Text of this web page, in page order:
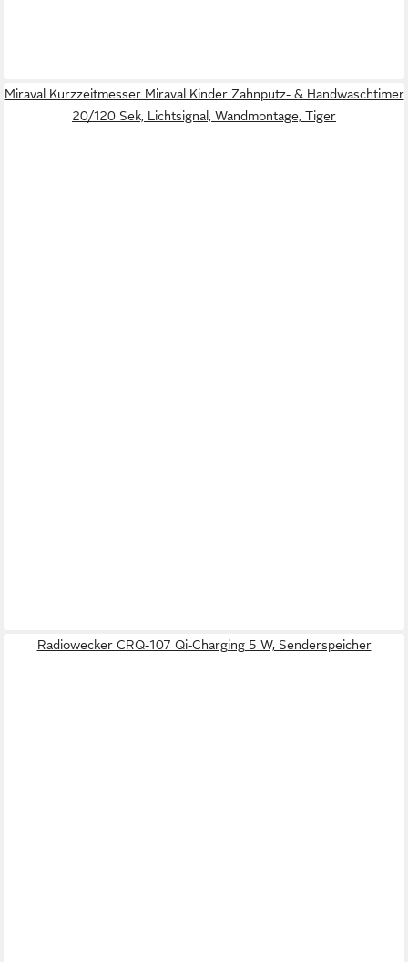
Miraval Kurzzeitmesser Miraval Kinder Zahnputz- & Handwaschtimer
20/120 Sek, Lichtsignal, Wandmontage, Tiger
Radiowecker CRQ-107 Qi-Charging 5 W, Senderspeicher